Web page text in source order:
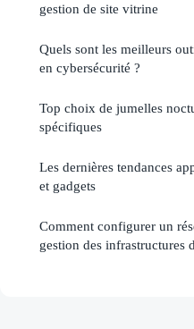
gestion de site vitrine
Quels sont les meilleurs
en cybersécurité ?
Top choix de jumelles
spécifiques
Les dernières tendances
et gadgets
Comment configurer un
gestion des infrastructures